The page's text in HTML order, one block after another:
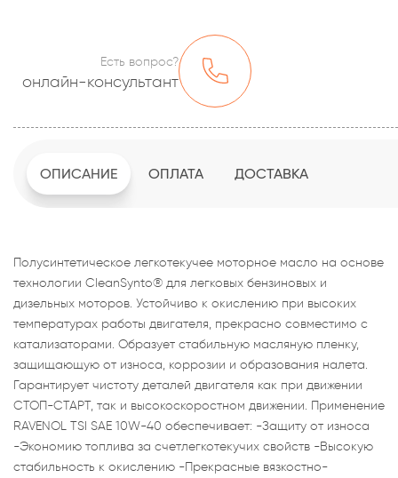
Есть вопрос?
онлайн-консультант
ОПИСАНИЕ ОПЛАТА ДОСТАВКА
Полусинтетическое легкотекучее моторное масло на основе
технологии CleanSynto® для легковых бензиновых и
дизельных моторов. Устойчиво к окислению при высоких
температурах работы двигателя, прекрасно совместимо с
катализаторами. Образует стабильную масляную пленку,
защищающую от износа, коррозии и образования налета.
Гарантирует чистоту деталей двигателя как при движении
СТОП-СТАРТ, так и высокоскоростном движении. Применение
RAVENOL TSI SAE 10W-40 обеспечивает: -Защиту от износа
-Экономию топлива за счетлегкотекучих свойств -Высокую
стабильность к окислению -Прекрасные вязкостно-